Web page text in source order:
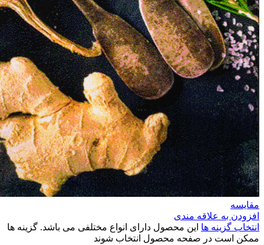
مقایسه
افزودن به علاقه مندی
انتخاب گزینه ها این محصول دارای انواع مختلفی می باشد. گزینه ها
ممکن است در صفحه محصول انتخاب شوند